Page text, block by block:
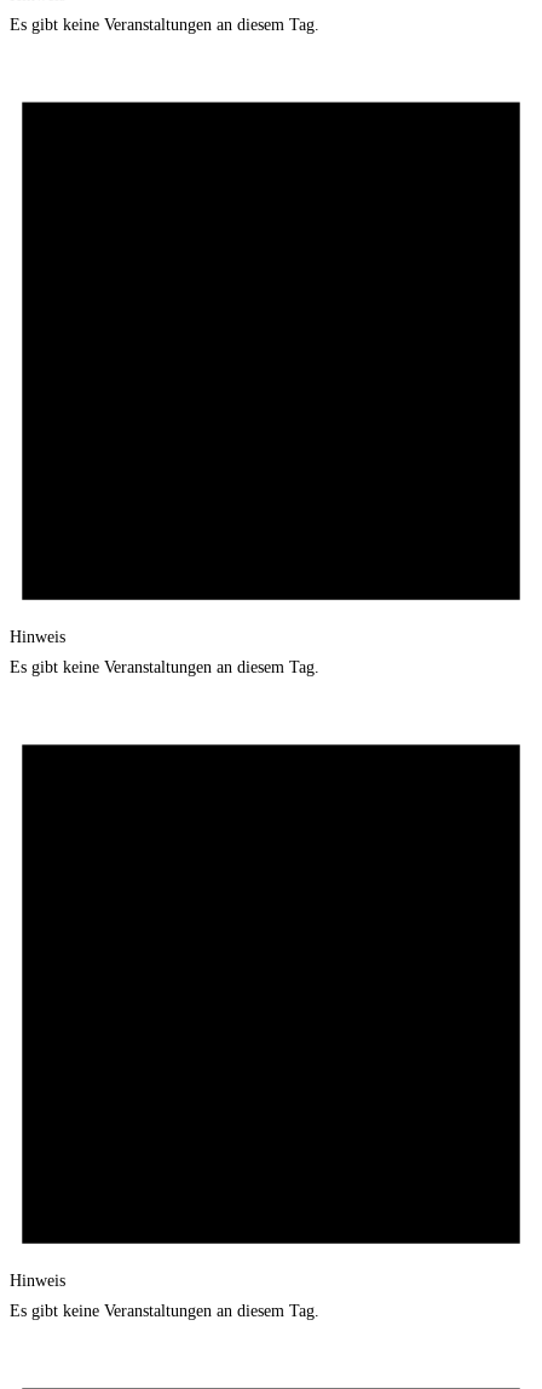
Es gibt keine Veranstaltungen an diesem Tag.
Hinweis
Es gibt keine Veranstaltungen an diesem Tag.
Hinweis
Es gibt keine Veranstaltungen an diesem Tag.